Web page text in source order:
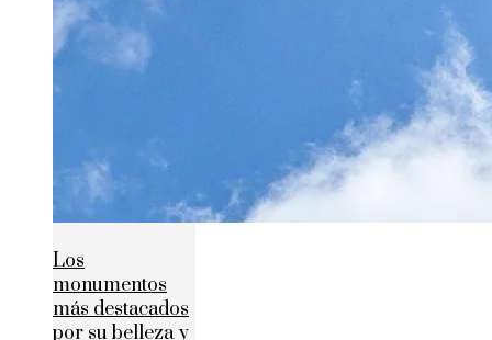
Los
monumentos
más destacados
por su belleza y